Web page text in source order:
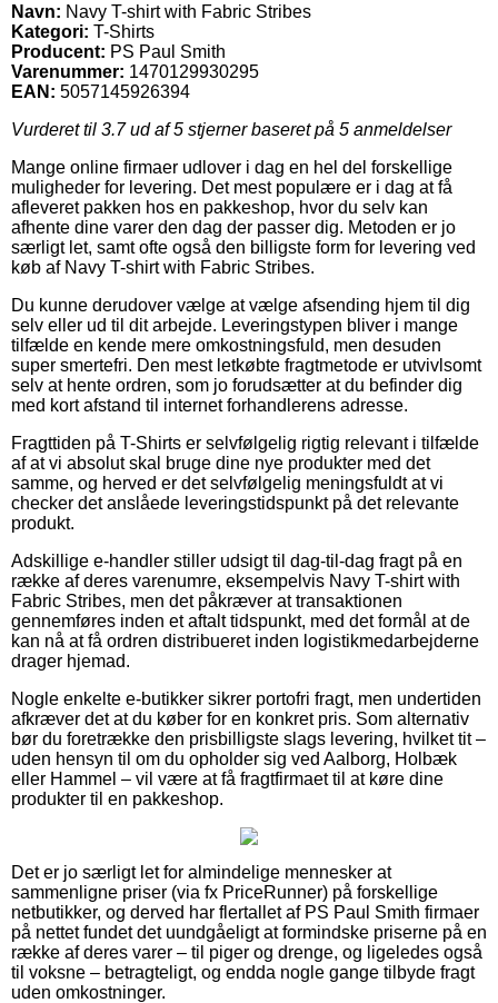
Navn: Navy T-shirt with Fabric Stribes
Kategori: T-Shirts
Producent: PS Paul Smith
Varenummer: 1470129930295
EAN: 5057145926394
Vurderet til 3.7ud af 5 stjerner baseret på 5 anmeldelser
Mange online firmaer udlover i dag en hel del forskellige
muligheder for levering. Det mest populære er i dag at få
afleveret pakken hos en pakkeshop, hvor du selv kan
afhente dine varer den dag der passer dig. Metoden er jo
særligt let, samt ofte også den billigste form for levering ved
køb af Navy T-shirt with Fabric Stribes.
Du kunne derudover vælge at vælge afsending hjem til dig
selv eller ud til dit arbejde. Leveringstypen bliver i mange
tilfælde en kende mere omkostningsfuld, men desuden
super smertefri. Den mest letkøbte fragtmetode er utvivlsomt
selv at hente ordren, som jo forudsætter at du befinder dig
med kort afstand til internet forhandlerens adresse.
Fragttiden på T-Shirts er selvfølgelig rigtig relevant i tilfælde
af at vi absolut skal bruge dine nye produkter med det
samme, og herved er det selvfølgelig meningsfuldt at vi
checker det anslåede leveringstidspunkt på det relevante
produkt.
Adskillige e-handler stiller udsigt til dag-til-dag fragt på en
række af deres varenumre, eksempelvis Navy T-shirt with
Fabric Stribes, men det påkræver at transaktionen
gennemføres inden et aftalt tidspunkt, med det formål at de
kan nå at få ordren distribueret inden logistikmedarbejderne
drager hjemad.
Nogle enkelte e-butikker sikrer portofri fragt, men undertiden
afkræver det at du køber for en konkret pris. Som alternativ
bør du foretrække den prisbilligste slags levering, hvilket tit –
uden hensyn til om du opholder sig ved Aalborg, Holbæk
eller Hammel – vil være at få fragtfirmaet til at køre dine
produkter til en pakkeshop.
Det er jo særligt let for almindelige mennesker at
sammenligne priser (via fx PriceRunner) på forskellige
netbutikker, og derved har flertallet af PS Paul Smith firmaer
på nettet fundet det uundgåeligt at formindske priserne på en
række af deres varer – til piger og drenge, og ligeledes også
til voksne – betragteligt, og endda nogle gange tilbyde fragt
uden omkostninger.